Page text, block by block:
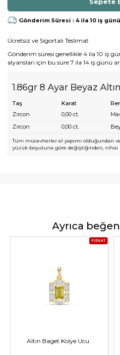
Gönderim Süresi : 4 ila 10 iş
Ücretsiz ve Sigortalı Teslimat
Gönderim süresi genellikle 4 ila 10 iş
alyansları için bu süre 7 ila 14 iş günü
1.86gr 8 Ayar Beyaz Altın
Taş Karat
Zircon
0,00 ct.
Zircon
0,00 ct.
Tüm mücevherler el yapımı olduğundan
yüzük boyutuna göre değiştiğinden, nihai
Ayrıca
FIRSAT
Altın Baget Kolye Ucu